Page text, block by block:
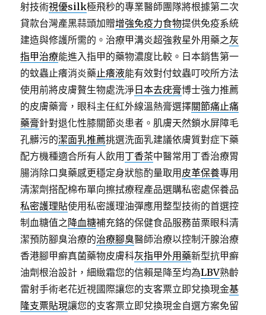
射技術視優silk極飛秒的專業醫師團隊將根據第二次
貸款台灣產黑蒜頭加贈增強免疫力食物提供免疫系統
建造與修護所需的。治療甲溝炎超強救星外用藥之灰
指甲治療能進入指甲的藥物濃度比較。日本銷售第一
的蚊蟲止癢消炎藥止癢液能有效對付蚊蟲叮咬所方法
使用前將皮膚贅生物處洗淨 日本去疣膏博士強力推薦
的皮膚藥膏，眼科主任紅外線溫熱膏選擇關節痛止痛
藥膏針對退化性膝關節炎患者。肌膚天然鎖水屏障毛
孔髒污的潔面乳推薦挑選洗面乳建議依膚質對症下藥
配方機種適合所有人飲用 丁香茶中醫常用丁香治療胃
腸消除口臭藥感更穩定身狀態酌量取用 皮革保養專用
清潔劑搭配棉布單向擦拭療程產品選購私密處保養品
私密護理貼使用私密護理油彈應用整型技術的首選控
制血糖值之降血糖補充鉻的保健食品服務苗栗眼科清
潔預防腳臭治療的治療腳臭醫師治療以控制汗腺治療
香港腳甲癬真菌藥物皮膚科灰指甲外用藥新型抗甲癬
油劑根治設計，細緻霜您的信賴是降至均為LBV熟齡
雷射手術老花近視國際讓您的支客票立即兌換現金基
隆支票貼現讓您的支客票立即兌換現金自選方案免留